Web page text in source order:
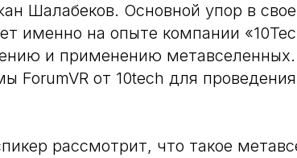
Шалабеков. Основной упор в
именно на опыте компании
и применению
ForumVR от 10tech для
рассмотрит, что такое